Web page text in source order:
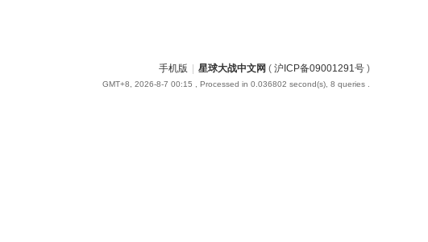
手机版 星球大战中文网 ( 沪ICP备09001291号 )
GMT+8, 2026-8-7 00:15 , Processed in 0.036802 second(s), 8 queries .